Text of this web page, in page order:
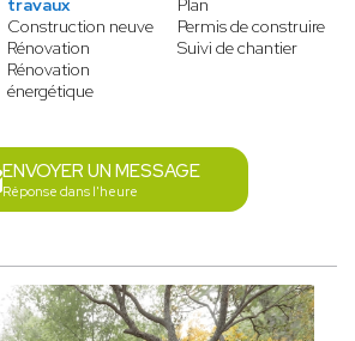
travaux
Construction neuve
Rénovation
Rénovation
énergétique
Plan
Permis de construire
Suivi de chantier
ENVOYER UN MESSAGE
Réponse dans l'heure